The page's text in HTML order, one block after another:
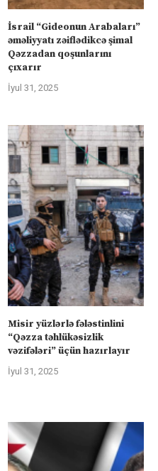
İsrail “Gideonun Arabaları”
əməliyyatı zəiflədikcə şimal
Qəzzadan qoşunlarını
çıxarır
İyul 31, 2025
Misir yüzlərlə fələstinlini
“Qəzza təhlükəsizlik
vəzifələri” üçün hazırlayır
İyul 31, 2025